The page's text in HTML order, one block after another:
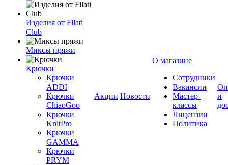
Изделия от Filati
Club
Миксы пряжи
Крючки
Крючки
ADDI
Крючки
ChiaoGoo
Крючки
KnitPro
Крючки
GAMMA
Крючки
PRYM
Акции Новости
О магазине
Сотрудники
Вакансии
Мастер-
классы
Лицензии
Политика
и